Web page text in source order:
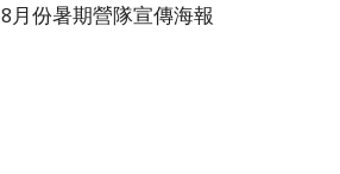
8月份暑期營隊宣傳海報